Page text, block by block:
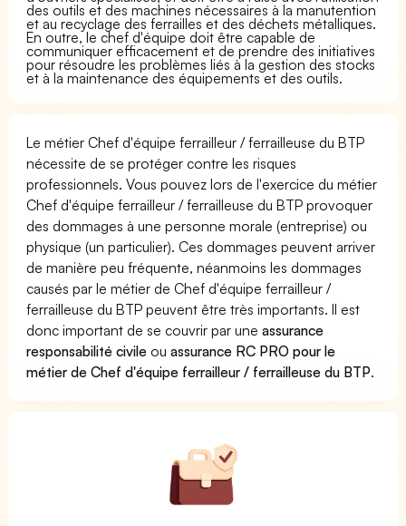
des outils et des machines nécessaires à la manutention
et au recyclage des ferrailles et des déchets métalliques.
En outre, le chef d'équipe doit être capable de
communiquer efficacement et de prendre des initiatives
pour résoudre les problèmes liés à la gestion des stocks
et à la maintenance des équipements et des outils.
Le métier Chef d'équipe ferrailleur / ferrailleuse du BTP
nécessite de se protéger contre les risques
professionnels. Vous pouvez lors de l'exercice du métier
Chef d'équipe ferrailleur / ferrailleuse du BTP provoquer
des dommages à une personne morale (entreprise) ou
physique (un particulier). Ces dommages peuvent arriver
de manière peu fréquente, néanmoins les dommages
causés par le métier de Chef d'équipe ferrailleur /
ferrailleuse du BTP peuvent être très importants. Il est
donc important de se couvrir par uneassurance
responsabilité civile ouassurance RC PRO pour le
métier de Chef d'équipe ferrailleur / ferrailleuse du BTP.